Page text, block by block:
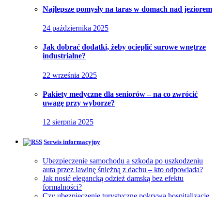
Najlepsze pomysły na taras w domach nad jeziorem
24 października 2025
Jak dobrać dodatki, żeby ocieplić surowe wnętrze
industrialne?
22 września 2025
Pakiety medyczne dla seniorów – na co zwrócić
uwagę przy wyborze?
12 sierpnia 2025
Serwis informacyjny
Ubezpieczenie samochodu a szkoda po uszkodzeniu
auta przez lawinę śnieżną z dachu – kto odpowiada?
Jak nosić elegancką odzież damską bez efektu
formalności?